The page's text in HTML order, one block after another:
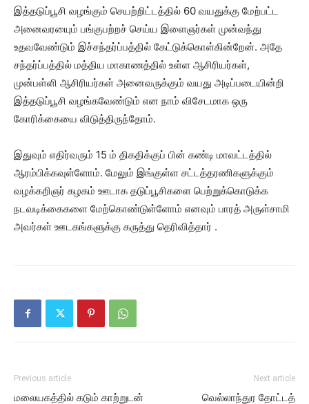
இத்தடுப்பூசி வழங்கும் செயற்றிட்டத்தில் 60 வயதுக்கு மேற்பட்ட
அனைவரயுைம் பங்குபற்றச் செய்ய இளைஞர்கள் முன்வந்து
உதவவேண்டும் இச்சந்தர்ப்பத்தில் கேட்டுக்கொள்கின்றேன். அதே
சந்தர்ப்பத்தில் மத்திய மாகாணத்தில் உள்ள ஆசிரியர்கள்,
முன்பள்ளி ஆசிரியர்கள் அனைவருக்கும் வயது அடிப்படையின்றி
இத்தடுப்பூசி வழங்கவேண்டும் என நாம் விசேடமாக ஒரு
கோரிக்கையை விடுத்திருந்தோம்.
இதுவும் எதிர்வரும் 15 ம் திகதிக்குப் பின் கண்டி மாவட்டத்தில்
ஆரம்பிக்கவுள்ளோம். மேலும் இங்குள்ள சட்டத்தரணிகளுக்கும்
வழக்கறிஞர் கழகம் ஊடாக தடுப்பூசிகளை பெற்றுக்கொடுக்க
நடவடிக்கைகளை மேற்கொண்டுள்ளோம் எனவும் பாரத் அருள்சாமி
அவர்கள் ஊடகங்களுக்கு கருத்து தெரிவித்தார் .
Previous article
மலையகத்தில் கடும் காற்றுடன்
Next article
வெல்லாந்துர தோட்டத்